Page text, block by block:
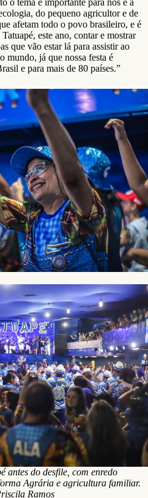
do pequeno agricultor e de
afetam todo o povo brasileiro, e é
este ano, contar e mostrar
que vão estar lá para assistir ao
mundo, já que nossa festa é
e para mais de 80 países.”
antes do desfile, com enredo
Agrária e agricultura familiar.
Ramos